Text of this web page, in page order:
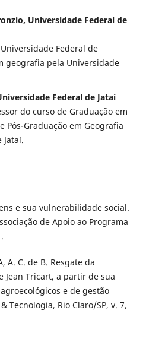
Universidade Federal de
Federal de
geografia pela Universidade
Federal de Jataí
do curso de Graduação em
Pós-Graduação em Geografia
e sua vulnerabilidade social.
de Apoio ao Programa
A. C. de B. Resgate da
Jean Tricart, a partir de sua
e de gestão
Tecnologia, Rio Claro/SP, v. 7,